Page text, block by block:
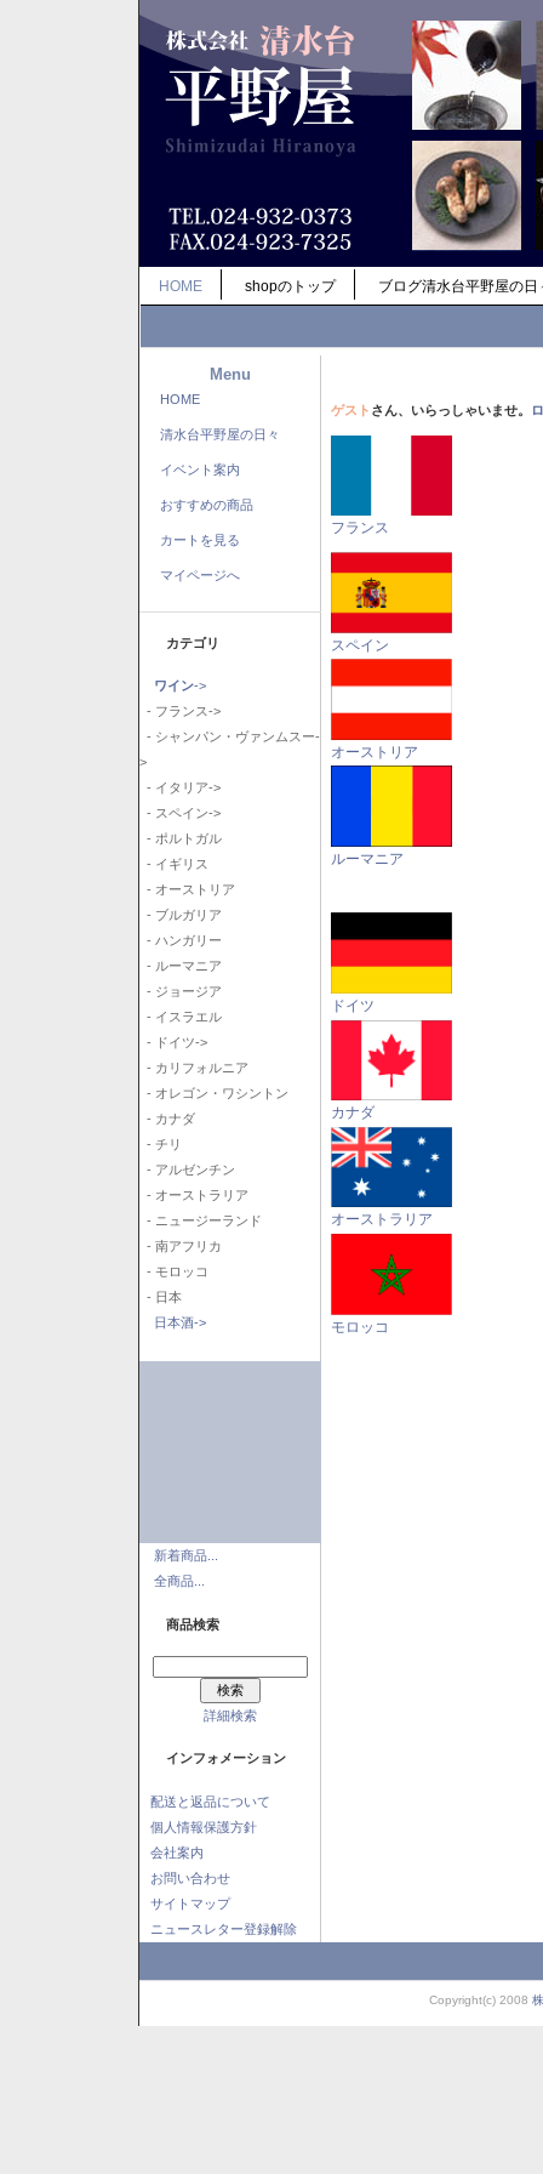
HOME shopのトップ ブログ清水台平野屋の日
Menu
HOME
清水台平野屋の日々
イベント案内
おすすめの商品
カートを見る
マイページへ
カテゴリ
ワイン->
- フランス->
- シャンパン・ヴァンムスー-
>
- イタリア->
- スペイン->
- ポルトガル
- イギリス
- オーストリア
- ブルガリア
- ハンガリー
- ルーマニア
- ジョージア
- イスラエル
- ドイツ->
- カリフォルニア
- オレゴン・ワシントン
- カナダ
- チリ
- アルゼンチン
- オーストラリア
- ニュージーランド
- 南アフリカ
- モロッコ
- 日本
日本酒->
新着商品...
全商品...
商品検索
詳細検索
インフォメーション
配送と返品について
個人情報保護方針
会社案内
お問い合わせ
サイトマップ
ニュースレター登録解除
ゲスト さん、いらっしゃいませ。
フランス
スペイン
オーストリア
ルーマニア
ドイツ
カナダ
オーストラリア
モロッコ
Copyright(c) 2008